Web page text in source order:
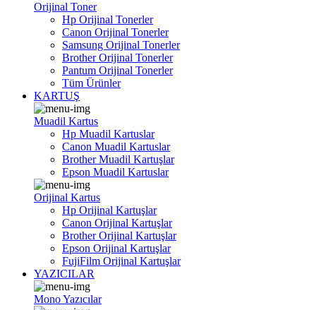
Orijinal Toner
Hp Orijinal Tonerler
Canon Orijinal Tonerler
Samsung Orijinal Tonerler
Brother Orijinal Tonerler
Pantum Orijinal Tonerler
Tüm Ürünler
KARTUŞ
Muadil Kartus
Hp Muadil Kartuslar
Canon Muadil Kartuslar
Brother Muadil Kartuşlar
Epson Muadil Kartuslar
Orijinal Kartus
Hp Orijinal Kartuşlar
Canon Orijinal Kartuşlar
Brother Orijinal Kartuşlar
Epson Orijinal Kartuşlar
FujiFilm Orijinal Kartuşlar
YAZICILAR
Mono Yazıcılar